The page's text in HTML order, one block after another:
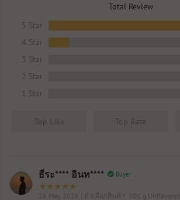
Total Review
5 Star
4 Star
3 Star
2 Star
1 Star
Top Like Top Rate
ธีระ**** อินท**** Buyer
26 May 2026 | ตัวเลือกสินค้า: 300 g Unflavored